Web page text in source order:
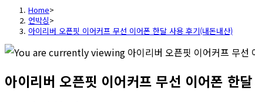
panel.
Home>
언박싱>
아이리버 오픈핏 이어커프 무선 이어폰 한달 사용 후기(내돈내산)
아이리버 오픈핏 이어커프 무선 이어폰 한